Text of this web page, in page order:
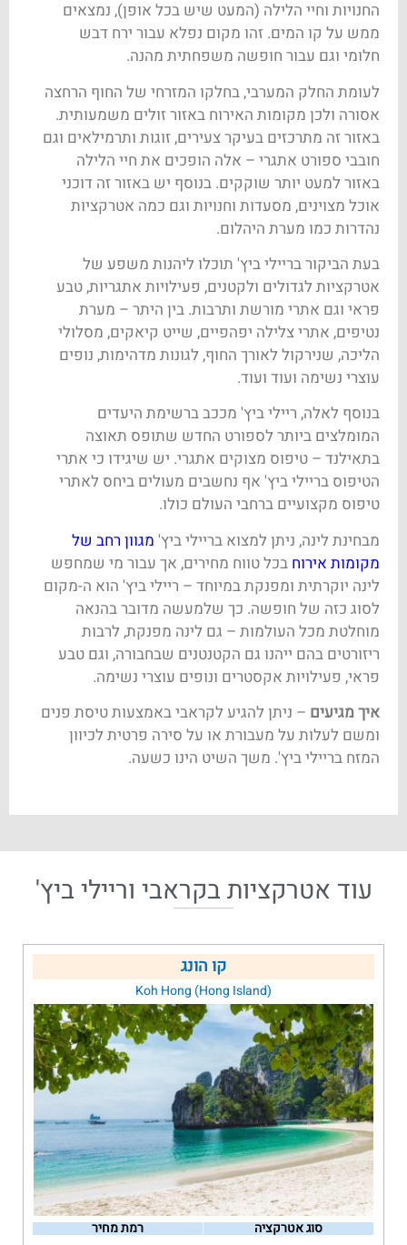
החנויות וחיי הלילה (המעט שיש בכל אופן), נמצאים
ממש על קו המים. זהו מקום נפלא עבור ירח דבש
חלומי וגם עבור חופשה משפחתית מהנה.
לעומת החלק המערבי, בחלקו המזרחי של החוף הרחצה
אסורה ולכן מקומות האירוח באזורזולים משמעותית.
באזור זה מתרכזים בעיקר צעירים, זוגות ותרמילאים וגם
חובבי ספורט אתגרי – אלה הופכים את חיי הלילה
באזור למעט יותר שוקקים. בנוסף יש באזור זה דוכני
אוכל מצוינים, מסעדות וחנויות וגם כמה אטרקציות
נהדרות כמו מערת היהלום.
בעת הביקור בריילי ביץ' תוכלו ליהנות משפע של
אטרקציות לגדולים ולקטנים, פעילויות אתגריות, טבע
פראי וגם אתרי מורשת ותרבות. בין היתר – מערת
נטיפים, אתרי צלילה יפהפיים, שייט קיאקים, מסלולי
הליכה, שנירקול לאורך החוף, לגונות מדהימות, נופים
עוצרי נשימה ועוד ועוד.
בנוסף לאלה, ריילי ביץ' מככב ברשימת היעדים
המומלצים ביותר לספורט החדש שתופס תאוצה
בתאילנד – טיפוס מצוקים אתגרי. יש שיגידו כי אתרי
הטיפוס בריילי ביץ' אף נחשבים מעולים ביחס לאתרי
טיפוס מקצועיים ברחבי העולם כולו.
מבחינת לינה, ניתן למצוא בריילי ביץ' מגוון רחב של
מקומות אירוח בכל טווח מחירים, אך עבור מי שמחפש
לינה יוקרתית ומפנקת במיוחד – ריילי ביץ' הוא ה-מקום
לסוג כזה של חופשה. כך שלמעשה מדובר בהנאה
מוחלטת מכל העולמות – גם לינה מפנקת, לרבות
ריזורטים בהם ייהנו גם הקטנטנים שבחבורה, וגם טבע
פראי, פעילויות אקסטרים ונופים עוצרי נשימה.
איך מגיעים – ניתן להגיע לקראבי באמצעות טיסת פנים
ומשם לעלות על מעבורת או על סירה פרטית לכיוון
המזח בריילי ביץ'. משך השיט הינו כשעה.
עודאטרקציות בקראבי וריילי ביץ'
קו הונג
Koh Hong (Hong Island)
סוג אטרקציה רמת מחיר